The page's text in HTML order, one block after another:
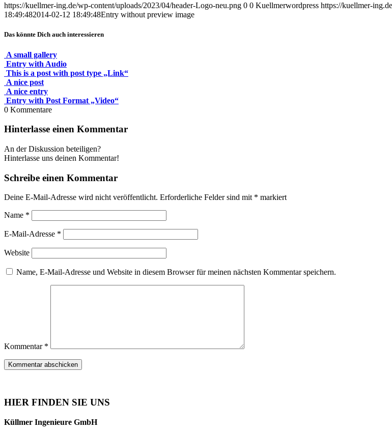
https://kuellmer-ing.de/wp-content/uploads/2023/04/header-Logo-neu.png 0 0 Kuellmerwordpress https://kuellmer-
18:49:482014-02-12 18:49:48Entry without preview image
Das könnte Dich auch interessieren
A small gallery
Entry with Audio
This is a post with post type „Link“
A nice post
A nice entry
Entry with Post Format „Video“
0 Kommentare
Hinterlasse einen Kommentar
An der Diskussion beteiligen?
Hinterlasse uns deinen Kommentar!
Schreibe einen Kommentar
Deine E-Mail-Adresse wird nicht veröffentlicht. Erforderliche Felder sind mit * markiert
Name *
E-Mail-Adresse *
Website
Name, E-Mail-Adresse und Website in diesem Browser für meinen nächsten Kommentar speichern.
Kommentar *
HIER FINDEN SIE UNS
Küllmer Ingenieure GmbH